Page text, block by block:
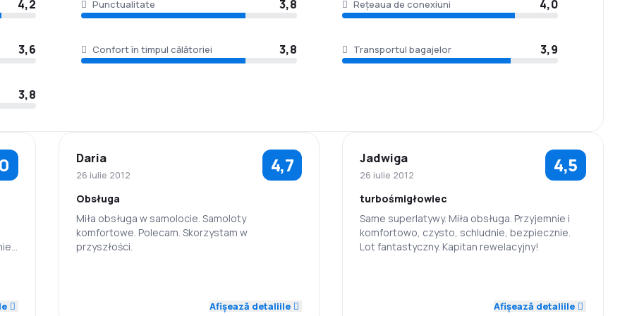
4,2 Punctualitate 3,8 Rețeaua de conexiuni 4,0
3,6 Confort în timpul călătoriei 3,8 Transportul bagajelor 3,9
3,8
Daria
26 iulie 2012 4,7
Obsługa
Miła obsługa w samolocie. Samoloty
komfortowe. Polecam. Skorzystam w
przyszłości.
Prețul biletelor
Afișează detaliile
Jadwiga
26 iulie 2012 4,5
turbośmigłowiec
Same superlatywy. Miła obsługa. Przyjemnie i
komfortowo, czysto, schludnie, bezpiecznie.
Lot fantastyczny. Kapitan rewelacyjny!
Prețul biletelor
Afișează detaliile